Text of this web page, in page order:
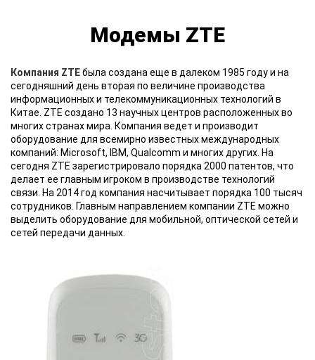
Модемы ZTE
Компания ZTEбыла создана еще в далеком 1985 году и на
сегодняшний день вторая по величине производства
информационных и телекоммуникационных технологий в
Китае. ZTE создано 13 научных центров расположенных во
многих странах мира. Компания ведет и производит
оборудование для всемирно известных международных
компаний: Microsoft, IBM, Qualcomm и многих других. На
сегодня ZTE зарегистрировало порядка 2000 патентов, что
делает ее главным игроком в производстве технологий
связи. На 2014 год компания насчитывает порядка 100 тысяч
сотрудников. Главным направлением компании ZTE можно
выделить оборудование для мобильной, оптической сетей и
сетей передачи данных.